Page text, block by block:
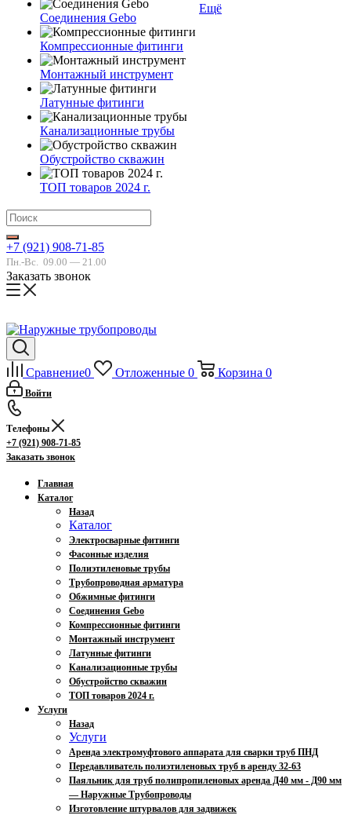
Соединения Gebo
Компрессионные фитинги
Монтажный инструмент
Латунные фитинги
Канализационные трубы
Обустройство скважин
ТОП товаров 2024 г.
Ещё
+7 (921) 908-71-85
Пн.-Вс. 09.00 — 21.00
Заказать звонок
Сравнение0 Отложенные 0 Корзина 0
Войти
Телефоны
+7 (921) 908-71-85
Заказать звонок
Главная
Каталог
Назад
Каталог
Электросварные фитинги
Фасонные изделия
Полиэтиленовые трубы
Трубопроводная арматура
Обжимные фитинги
Соединения Gebo
Компрессионные фитинги
Монтажный инструмент
Латунные фитинги
Канализационные трубы
Обустройство скважин
ТОП товаров 2024 г.
Услуги
Назад
Услуги
Аренда электромуфтового аппарата для сварки труб ПНД
Передавливатель полиэтиленовых труб в аренду 32-63
Паяльник для труб полипропиленовых аренда Д40 мм - Д90 мм
— Наружные Трубопроводы
Изготовление штурвалов для задвижек